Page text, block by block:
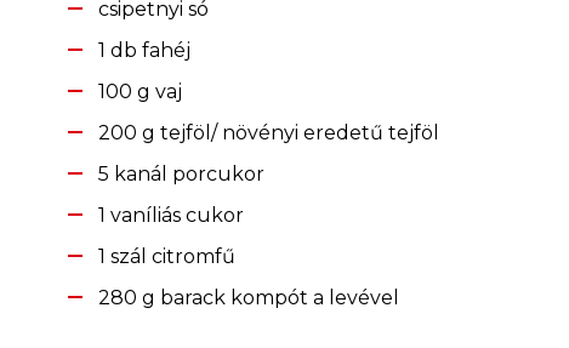
csipetnyi só
1 db fahéj
100 g vaj
200 g tejföl/ növényi eredetű tejföl
5 kanál porcukor
1 vaníliás cukor
1 szál citromfű
280 g barack kompót a levével